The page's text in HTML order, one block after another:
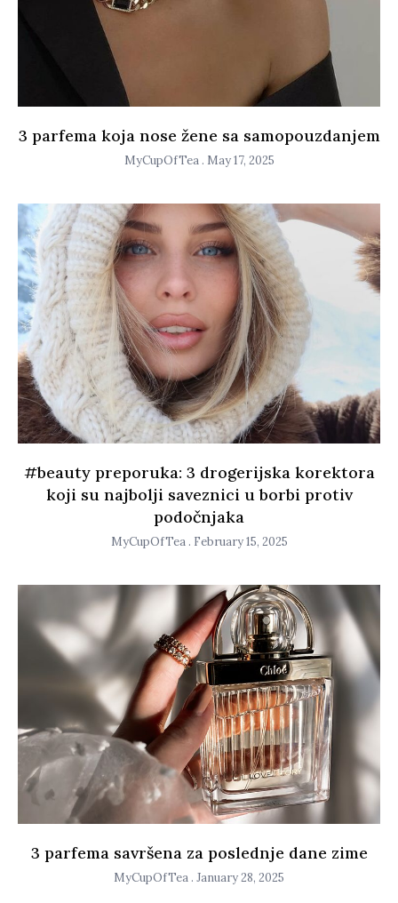
3 parfema koja nose žene sa samopouzdanjem
MyCupOfTea May 17, 2025
#beauty preporuka: 3 drogerijska korektora
koji su najbolji saveznici u borbi protiv
podočnjaka
MyCupOfTea February 15, 2025
3 parfema savršena za poslednje dane zime
MyCupOfTea January 28, 2025